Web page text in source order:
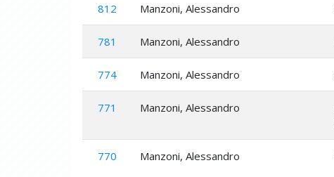
812 Manzoni, Alessandro
781 Manzoni, Alessandro
774 Manzoni, Alessandro
771 Manzoni, Alessandro
770 Manzoni, Alessandro